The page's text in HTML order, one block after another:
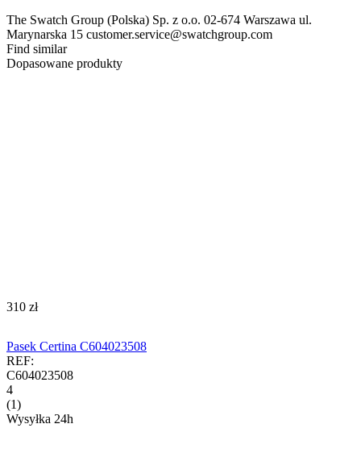
The Swatch Group (Polska) Sp. z o.o. 02-674 Warszawa ul.
Marynarska 15 customer.service@swatchgroup.com
Find similar
Dopasowane produkty
‍310‍ zł
Pasek Certina C604023508
REF:
C604023508
4
(1)
Wysyłka 24h